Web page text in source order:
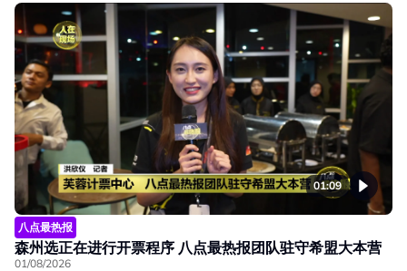
01:09
八点最热报
森州选正在进行开票程序 八点最热报团队驻守希盟大本营
01/08/2026